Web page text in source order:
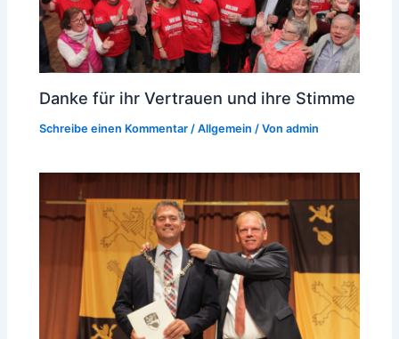
Danke für ihr Vertrauen und ihre Stimme
Schreibe einen Kommentar /Allgemein / Vonadmin